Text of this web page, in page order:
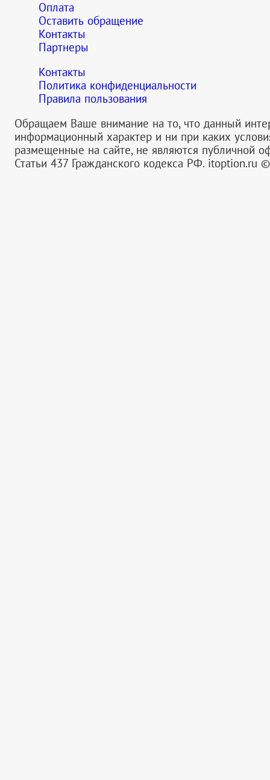
Оплата
Оставить обращение
Контакты
Партнеры
Контакты
Политика конфиденциальности
Правила пользования
Обращаем Ваше внимание на то, что данный
информационный характер и ни при каких
размещенные на сайте, не являются публичной
Статьи 437 Гражданского кодекса РФ. itoption.ru